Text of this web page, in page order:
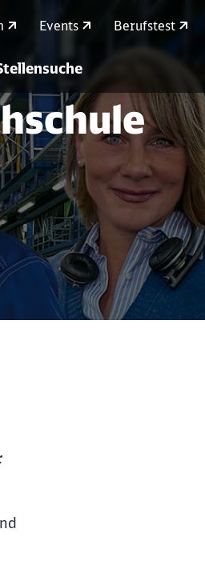
Events Berufstest